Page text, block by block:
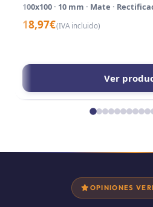
100x100 · 10 mm · Mate ·
18,97€(IVA incluido)
Ver
OPINIONES